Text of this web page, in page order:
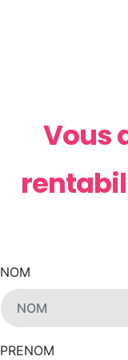
NOM
PRENOM
Vous